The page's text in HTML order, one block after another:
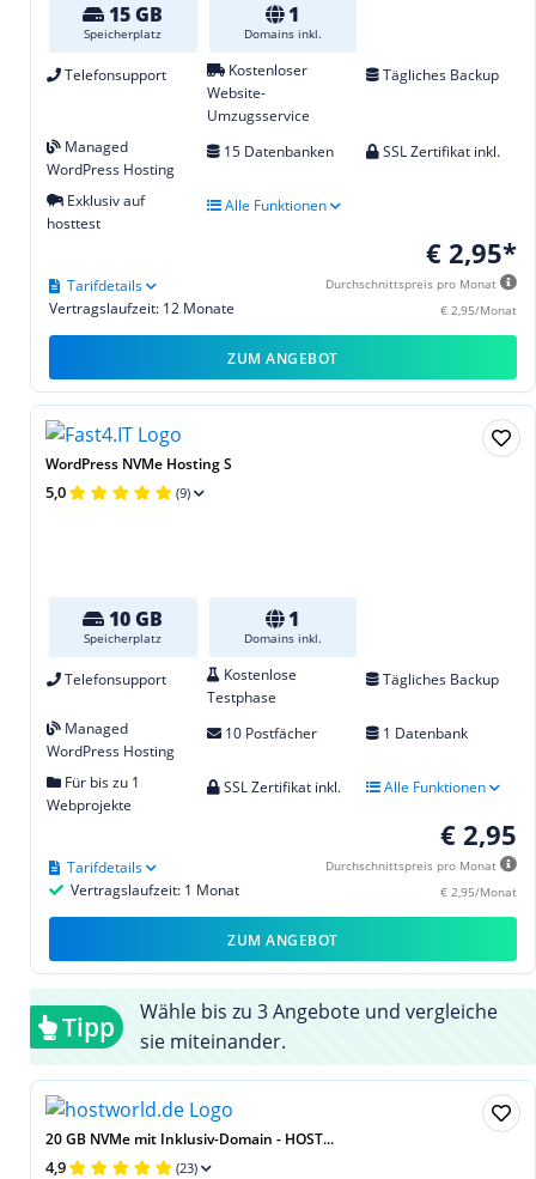
15 GB
Speicherplatz
1
Domains inkl.
Telefonsupport
Kostenloser
Website-
Umzugsservice
Tägliches Backup
Managed
WordPress Hosting
15 Datenbanken SSL Zertifikat inkl.
Exklusiv auf
hosttest
Alle Funktionen
€ 2,95*
Durchschnittspreis pro Monat
€ 2,95/Monat
Vertragslaufzeit: 12 Monate
Tarifdetails
ZUM ANGEBOT
WordPress NVMe Hosting S
5,0 (9)
10 GB
Speicherplatz
1
Domains inkl.
Telefonsupport
Kostenlose
Testphase
Tägliches Backup
Managed
WordPress Hosting
10 Postfächer 1 Datenbank
Für bis zu 1
Webprojekte
SSL Zertifikat inkl. Alle Funktionen
€ 2,95
Durchschnittspreis pro Monat
€ 2,95/Monat
Vertragslaufzeit: 1 Monat
Tarifdetails
ZUM ANGEBOT
Tipp
Wähle bis zu 3 Angebote und vergleiche
sie miteinander.
20 GB NVMe mit Inklusiv-Domain - HOST...
4,9 (23)